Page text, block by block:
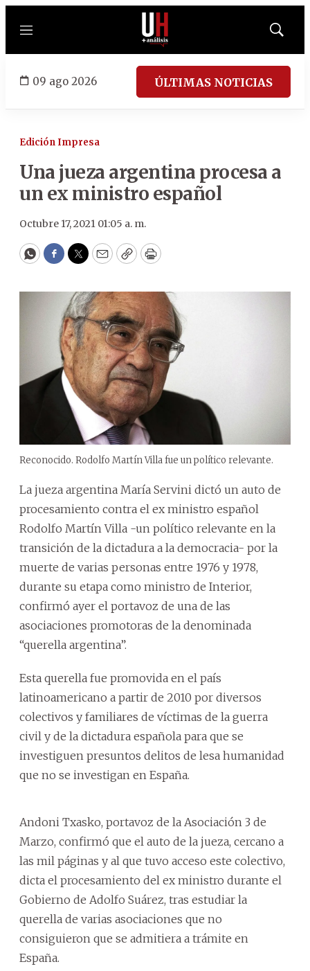
Menú
Mostrar
09 ago 2026 ÚLTIMAS NOTICIAS
Edición Impresa
Una jueza argentina procesa a
un ex ministro español
Octubre 17, 2021 01:05 a. m.
WhatsApp
Facebook
Twitter
EmailCopyPrint
Reconocido. Rodolfo Martín Villa fue un político relevante.
La jueza argentina María Servini dictó un auto de
procesamiento contra el ex ministro español
Rodolfo Martín Villa -un político relevante en la
transición de la dictadura a la democracia- por la
muerte de varias personas entre 1976 y 1978,
durante su etapa como ministro de Interior,
confirmó ayer el portavoz de una de las
asociaciones promotoras de la denominada
“querella argentina”.
Esta querella fue promovida en el país
latinoamericano a partir de 2010 por diversos
colectivos y familiares de víctimas de la guerra
civil y de la dictadura española para que se
investiguen presuntos delitos de lesa humanidad
que no se investigan en España.
Andoni Txasko, portavoz de la Asociación 3 de
Marzo, confirmó que el auto de la jueza, cercano a
las mil páginas y al que tuvo acceso este colectivo,
dicta el procesamiento del ex ministro durante el
Gobierno de Adolfo Suárez, tras estudiar la
querella de varias asociaciones que no
consiguieron que se admitiera a trámite en
España.